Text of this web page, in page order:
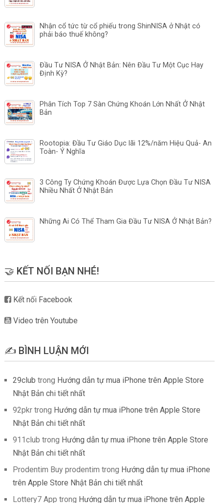
Nhận cổ tức từ cổ phiếu trong ShinNISA ở Nhật có
phải báo thuế không?
Đầu Tư NISA Ở Nhật Bản: Nên Đầu Tư Một Cục Hay
Định Kỳ?
Phân Tích Top 7 Sàn Chứng Khoán Lớn Nhất Ở Nhật
Bản
Rootopia: Đầu Tư Giáo Dục lãi 12%/năm Hiệu Quả- An
Toàn- Ý Nghĩa
3 Công Ty Chứng Khoán Được Lựa Chọn Đầu Tư NISA
Nhiều Nhất Ở Nhật Bản
Những Ai Có Thể Tham Gia Đầu Tư NISA Ở Nhật Bản?
🤝 KẾT NỐI BẠN NHÉ!
Kết nối Facebook
Video trên Youtube
✍️ BÌNH LUẬN MỚI
29club trong Hướng dẫn tự mua iPhone trên Apple Store
Nhật Bản chi tiết nhất
92pkrtrong Hướng dẫn tự mua iPhone trên Apple Store
Nhật Bản chi tiết nhất
911club trong Hướng dẫn tự mua iPhone trên Apple Store
Nhật Bản chi tiết nhất
Prodentim Buy prodentim trong Hướng dẫn tự mua iPhone
trên Apple Store Nhật Bản chi tiết nhất
Lottery7 App trong Hướng dẫn tự mua iPhone trên Apple